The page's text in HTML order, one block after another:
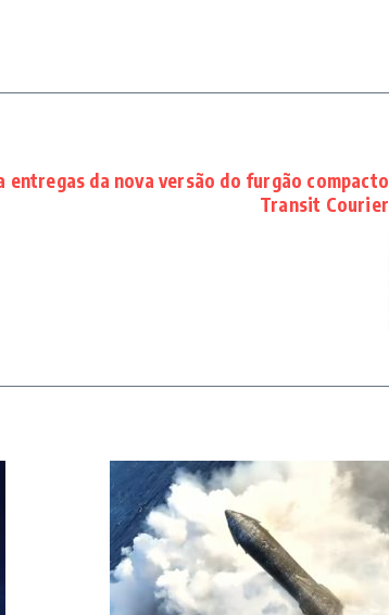
entregas da nova versão do furgão compacto
Transit Courier